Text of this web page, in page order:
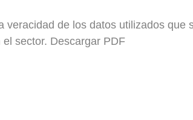
de los datos utilizados que
sector. Descargar PDF